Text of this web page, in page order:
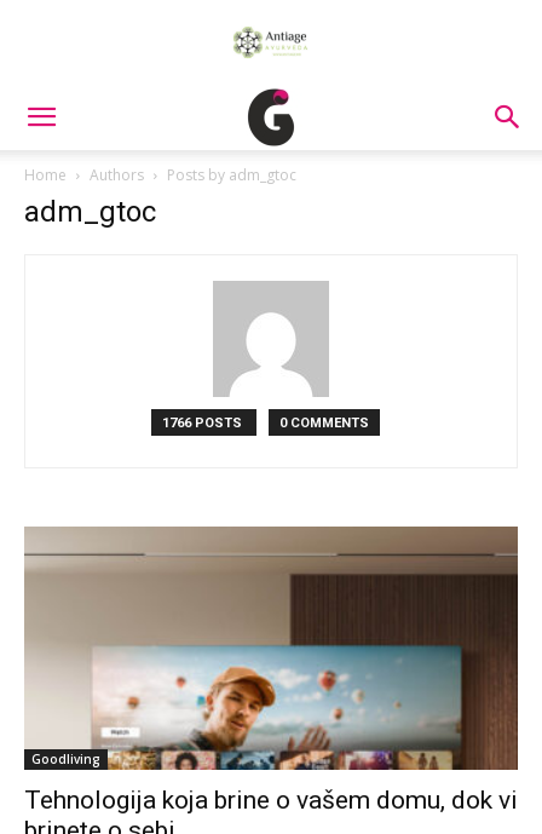
Home Authors Posts by adm_gtoc
adm_gtoc
1766 POSTS 0 COMMENTS
Goodliving
Tehnologija koja brine o vašem domu, dok vi